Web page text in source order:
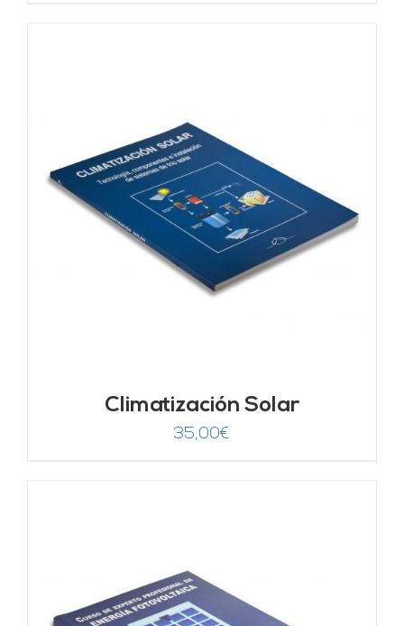
Climatización Solar
35,00€